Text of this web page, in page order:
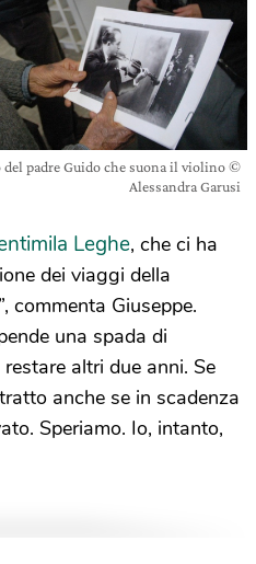
del padre Guido che suona il violino ©
Alessandra Garusi
Leghe, che ci ha
dei viaggi della
commenta Giuseppe.
una spada di
altri due anni. Se
anche se in scadenza
Speriamo. Io, intanto,